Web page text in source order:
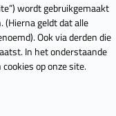
wordt gebruikgemaakt
(Hierna geldt dat alle
Ook via derden die
In het onderstaande
op onze site.